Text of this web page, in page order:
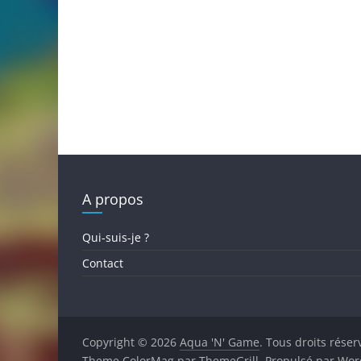
A propos
Qui-suis-je ?
Contact
Copyright © 2026 Aqua 'N' Game. Tous droits